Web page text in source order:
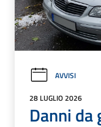
AVVISI
28 LUGLIO 2026
Danni da